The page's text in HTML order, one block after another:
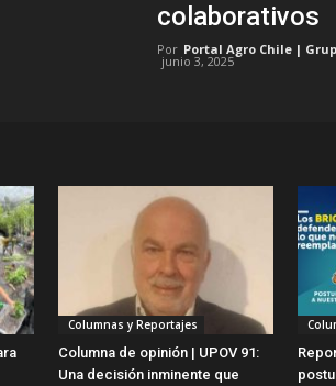
colaborativos
Por Portal Agro Chile |
junio 3, 2025
Columnas y Reportajes
Columna de opinión | UPOV 91:
Una decisión inminente que